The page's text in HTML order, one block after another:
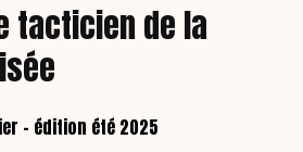
tacticien de la
– édition été 2025